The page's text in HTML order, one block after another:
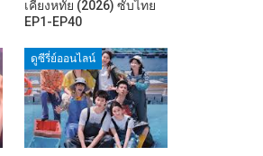
เคียงหทัย (2026) ซับไทย
EP1-EP40
ดูซีรี่ย์ออนไลน์